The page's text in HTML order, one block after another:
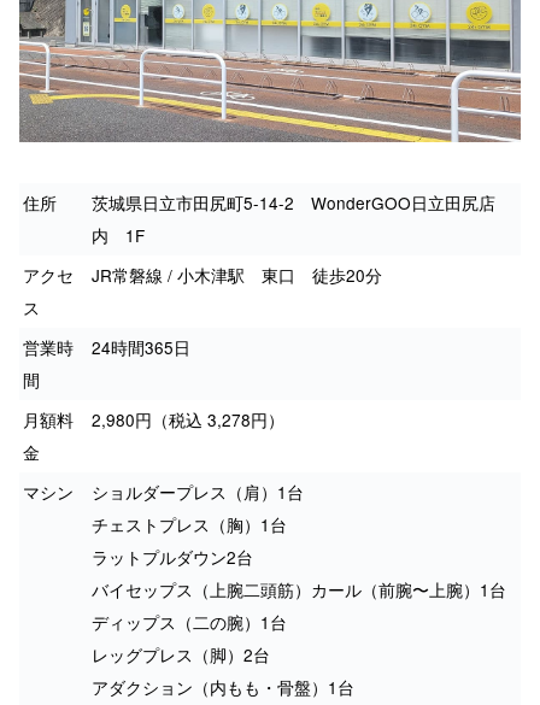
住所
茨城県日立市田尻町5-14-2 WonderGOO日立田尻店
内 1F
アクセ
ス
JR常磐線 / 小木津駅 東口 徒歩20分
営業時
間
24時間365日
月額料
金
2,980円（税込 3,278円）
マシン
ショルダープレス（肩）1台
チェストプレス（胸）1台
ラットプルダウン2台
バイセップス（上腕二頭筋）カール（前腕〜上腕）1台
ディップス（二の腕）1台
レッグプレス（脚）2台
アダクション（内もも・骨盤）1台